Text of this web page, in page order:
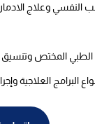
وعلاج
المختص وتنسيق
البرامج